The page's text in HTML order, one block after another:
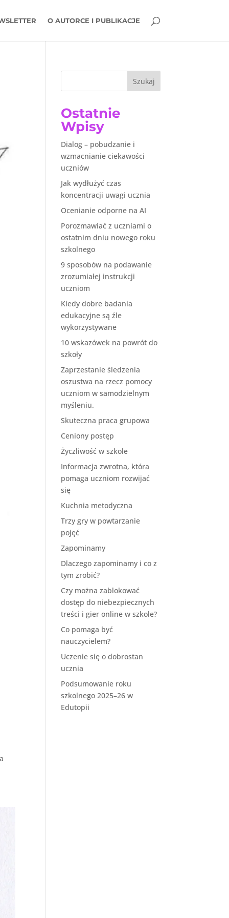
O AUTORCE I PUBLIKACJE
Szukaj
Ostatnie
Wpisy
Dialog – pobudzanie i
wzmacnianie ciekawości
uczniów
Jak wydłużyć czas
koncentracji uwagi ucznia
Ocenianie odporne na AI
Porozmawiać z uczniami o
ostatnim dniu nowego roku
szkolnego
9 sposobów na podawanie
zrozumiałej instrukcji
uczniom
Kiedy dobre badania
edukacyjne są źle
wykorzystywane
10 wskazówek na powrót do
szkoły
Zaprzestanie śledzenia
oszustwa na rzecz pomocy
uczniom w samodzielnym
myśleniu.
Skuteczna praca grupowa
Ceniony postęp
Życzliwość w szkole
Informacja zwrotna, która
pomaga uczniom rozwijać
się
Kuchnia metodyczna
Trzy gry w powtarzanie
pojęć
Zapominamy
Dlaczego zapominamy i co z
tym zrobić?
Czy można zablokować
dostęp do niebezpiecznych
treści i gier online w szkole?
Co pomaga być
nauczycielem?
Uczenie się o dobrostan
ucznia
Podsumowanie roku
szkolnego 2025–26 w
Edutopii